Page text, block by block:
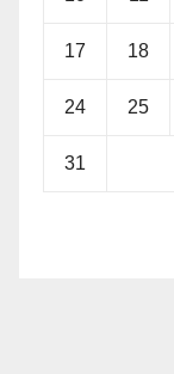
17 18
24 25
31